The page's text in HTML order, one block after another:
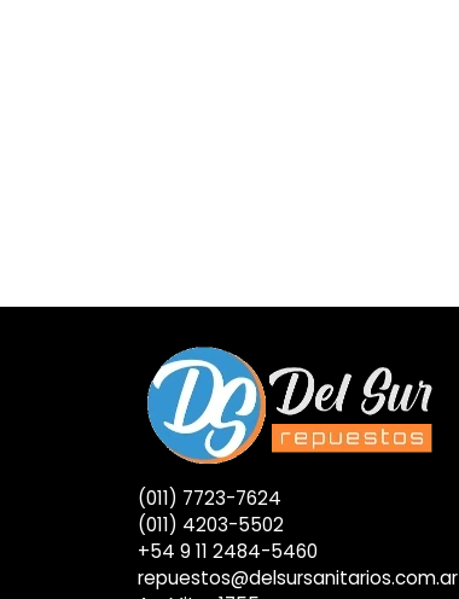
(011) 7723-7624
(011) 4203-5502
+54 9 11 2484-5460
repuestos@delsursanitarios.com.ar